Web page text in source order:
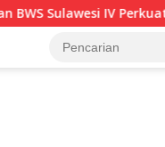
Sinergi Jaga Irigasi